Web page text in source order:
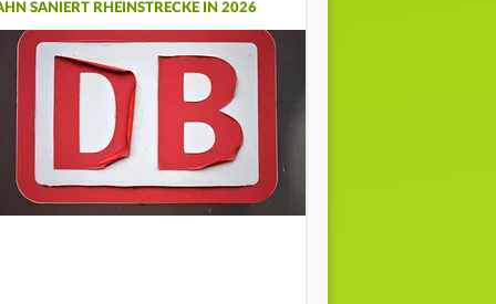
SANIERT RHEINSTRECKE IN 2026